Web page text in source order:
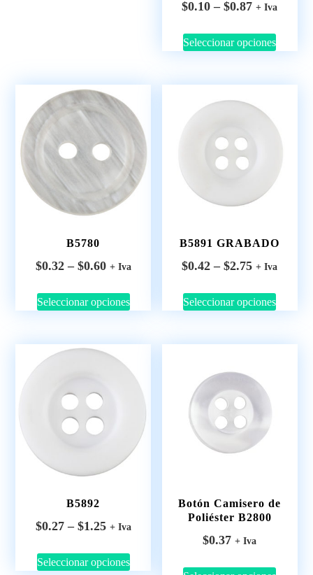
$0.10 – $0.87 + Iva
Seleccionar opciones
B5780
$0.32 – $0.60 + Iva
Seleccionar opciones
B5891 GRABADO
$0.42 – $2.75 + Iva
Seleccionar opciones
B5892
$0.27 – $1.25 + Iva
Seleccionar opciones
Botón Camisero de
Poliéster B2800
$0.37 + Iva